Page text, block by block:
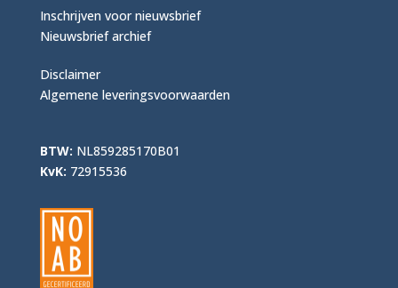
Inschrijven voor nieuwsbrief
Nieuwsbrief archief
Disclaimer
Algemene leveringsvoorwaarden
BTW: NL859285170B01
KvK: 72915536